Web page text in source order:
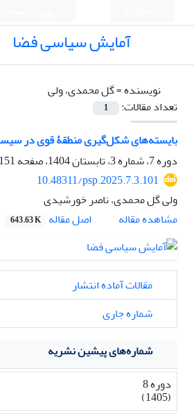
آمایش سیاسی فضا
نویسنده =گل محمدی، ولی
تعداد مقالات:
1
بایسته‌‌های شکل‌‌گیری منطقۀ قوی در
دوره 7، شماره 3، تابستان 1404، صفحه
151-176
10.48311/psp.2025.7.3.101
ولی گل محمدی، ناصر خورشیدی
مشاهده مقاله
اصل مقاله 643.63 K
مقالات آماده انتشار
شماره جاری
شماره‌های پیشین نشریه
دوره 8
(1405)